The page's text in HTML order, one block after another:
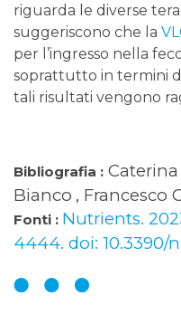
riguarda le diverse
suggeriscono che la
per l’ingresso nella
soprattutto in termini
tali risultati vengono
Bibliografia :
Bianco , Francesco
Fonti : Nutrients.
4444. doi: 10.3390/